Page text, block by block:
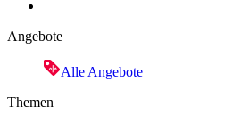
Angebote
Alle Angebote
Themen